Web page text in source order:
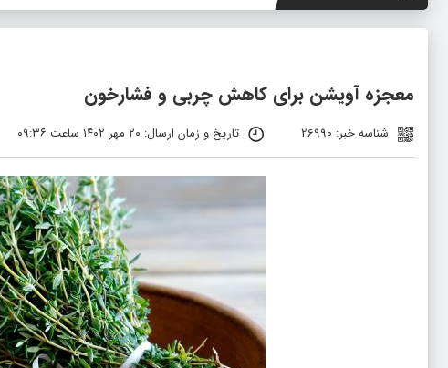
معجزه آویشن برای کاهش چربی و فشارخون
شناسه خبر: 26990 تاریخ و زمان ارسال: ۲۰ مهر ۱۴۰۲ ساعت ۰۹:۳۶